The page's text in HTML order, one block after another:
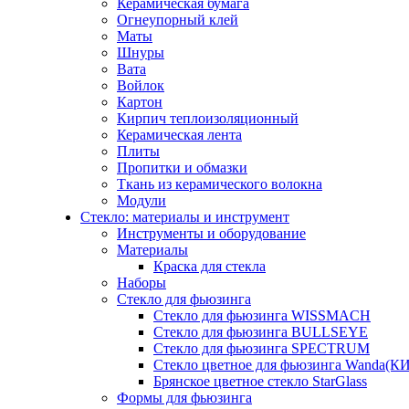
Керамическая бумага
Огнеупорный клей
Маты
Шнуры
Вата
Войлок
Картон
Кирпич теплоизоляционный
Керамическая лента
Плиты
Пропитки и обмазки
Ткань из керамического волокна
Модули
Стекло: материалы и инструмент
Инструменты и оборудование
Материалы
Краска для стекла
Наборы
Стекло для фьюзинга
Стекло для фьюзинга WISSMACH
Стекло для фьюзинга BULLSEYE
Стекло для фьюзинга SPECTRUM
Стекло цветное для фьюзинга
Брянское цветное стекло StarGlass
Формы для фьюзинга